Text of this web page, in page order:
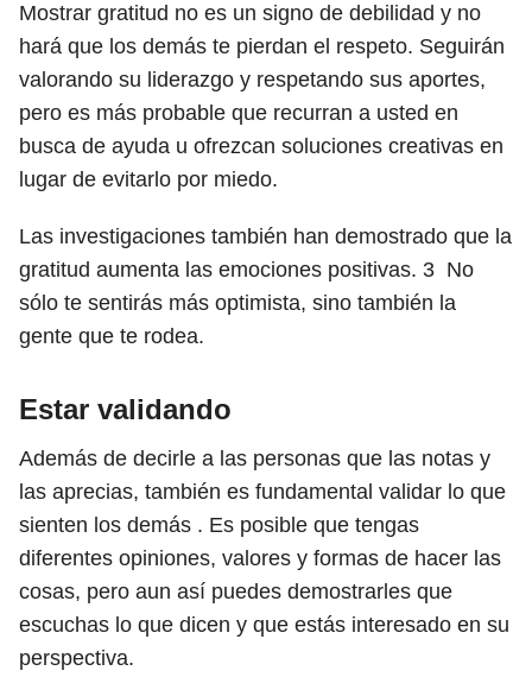
Mostrar gratitud no es un signo de debilidad y no
hará que los demás te pierdan el respeto. Seguirán
valorando su liderazgo y respetando sus aportes,
pero es más probable que recurran a usted en
busca de ayuda u ofrezcan soluciones creativas en
lugar de evitarlo por miedo.
Las investigaciones también han demostrado que la
gratitud aumenta las emociones positivas. 3 No
sólo te sentirás más optimista, sino también la
gente que te rodea.
Estar validando
Además de decirle a las personas que las notas y
las aprecias, también es fundamental validar lo que
sienten los demás . Es posible que tengas
diferentes opiniones, valores y formas de hacer las
cosas, pero aun así puedes demostrarles que
escuchas lo que dicen y que estás interesado en su
perspectiva.